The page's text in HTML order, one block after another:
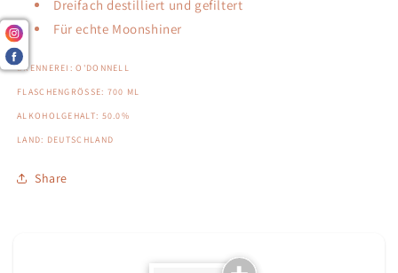
Dreifach destilliert und gefiltert
Für echte Moonshiner
BRENNEREI: O'DONNELL
FLASCHENGRÖSSE: 700 ML
ALKOHOLGEHALT: 50.0%
LAND: DEUTSCHLAND
Share